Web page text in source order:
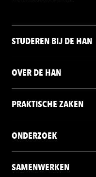
STUDEREN BIJ DE HAN
OVER DE HAN
PRAKTISCHE ZAKEN
ONDERZOEK
SAMENWERKEN